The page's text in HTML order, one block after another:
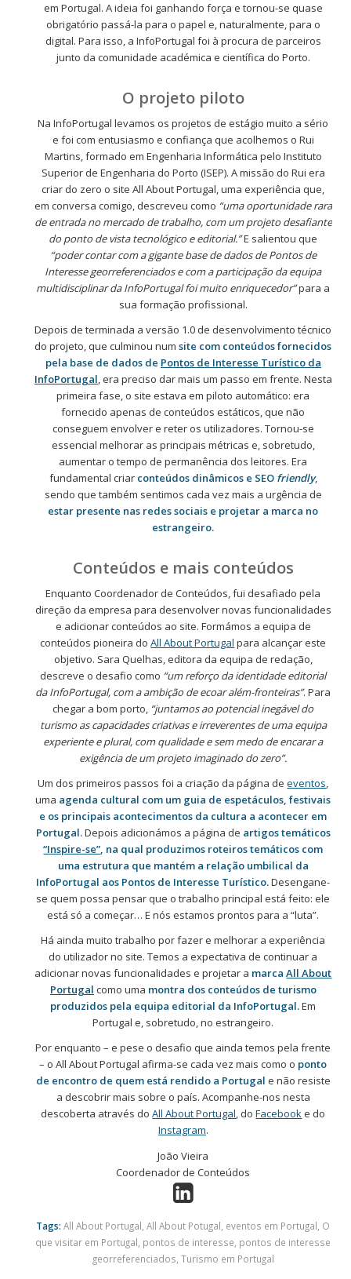
em Portugal. A ideia foi ganhando força e tornou-se quase
obrigatório passá-la para o papel e, naturalmente, para o
digital. Para isso, a InfoPortugal foi à procura de parceiros
junto da comunidade académica e científica do Porto.
O projeto piloto
Na InfoPortugal levamos os projetos de estágio muito a sério
e foi com entusiasmo e confiança que acolhemos o Rui
Martins, formado em Engenharia Informática pelo Instituto
Superior de Engenharia do Porto (ISEP). A missão do Rui era
criar do zero o site All About Portugal, uma experiência que,
em conversa comigo, descreveu como “uma oportunidade rara
de entrada no mercado de trabalho, com um projeto desafiante
do ponto de vista tecnológico e editorial.”E salientou que
“poder contar com a gigante base de dados de Pontos de
Interesse georreferenciados e com a participação da equipa
multidisciplinar da InfoPortugal foi muito enriquecedor”para a
sua formação profissional.
Depois de terminada a versão 1.0 de desenvolvimento técnico
do projeto, que culminou numsite com conteúdos fornecidos
pela base de dados de Pontos de Interesse Turístico da
InfoPortugal, era preciso dar mais um passo em frente. Nesta
primeira fase, o site estava em piloto automático: era
fornecido apenas de conteúdos estáticos, que não
conseguem envolver e reter os utilizadores. Tornou-se
essencial melhorar as principais métricas e, sobretudo,
aumentar o tempo de permanência dos leitores. Era
fundamental criar conteúdos dinâmicos e SEO friendly,
sendo que também sentimos cada vez mais a urgência de
estar presente nas redes sociais e projetar a marca no
estrangeiro.
Conteúdos e mais conteúdos
Enquanto Coordenador de Conteúdos, fui desafiado pela
direção da empresa para desenvolver novas funcionalidades
e adicionar conteúdos ao site. Formámos a equipa de
conteúdos pioneira doAll About Portugal para alcançar este
objetivo. Sara Quelhas, editora da equipa de redação,
descreve o desafio como “um reforço da identidade editorial
da InfoPortugal, com a ambição de ecoar além-fronteiras”. Para
chegar a bom porto, “juntamos ao potencial inegável do
turismo as capacidades criativas e irreverentes de uma equipa
experiente e plural, com qualidade e sem medo de encarar a
exigência de um projeto imaginado do zero”.
Um dos primeiros passos foi a criação da página deeventos,
uma agenda cultural com um guia de espetáculos, festivais
e os principais acontecimentos da cultura a acontecer em
Portugal.Depois adicionámos a página de artigos temáticos
“Inspire-se”, na qual produzimos roteiros temáticos com
uma estrutura que mantém a relação umbilical da
InfoPortugal aos Pontos de Interesse Turístico.Desengane-
se quem possa pensar que o trabalho principal está feito: ele
está só a começar… E nós estamos prontos para a “luta”.
Há ainda muito trabalho por fazer e melhorar a experiência
do utilizador no site. Temos a expectativa de continuar a
adicionar novas funcionalidades e projetar a marcaAll About
Portugal como uma montra dos conteúdos de turismo
produzidos pela equipa editorial da InfoPortugal.Em
Portugal e, sobretudo, no estrangeiro.
Por enquanto – e pese o desafio que ainda temos pela frente
– o All About Portugal afirma-se cada vez mais como o ponto
de encontro de quem está rendido a Portugal e não resiste
a descobrir mais sobre o país. Acompanhe-nos nesta
descoberta através doAll About Portugal, doFacebooke do
Instagram.
João Vieira
Coordenador de Conteúdos
Tags: All About Portugal ,All About Potugal eventos em Portugal O
que visitar em Portugal pontos de interesse pontos de interesse
georreferenciados Turismo em Portugal